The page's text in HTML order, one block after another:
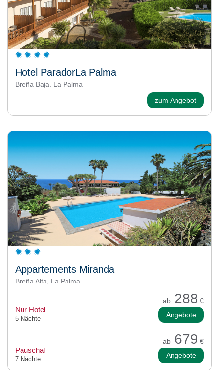
Hotel ParadorLa Palma
Breña Baja, La Palma
zum Angebot
Appartements Miranda
Breña Alta, La Palma
ab 288 €
Nur Hotel
5 Nächte Angebote
ab 679 €
Pauschal
7 Nächte Angebote